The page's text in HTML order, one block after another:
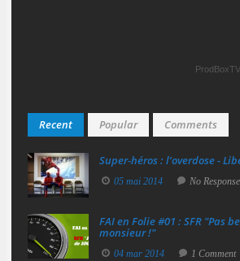
ProdBoxTV
Recent Popular Comments
Super‑héros : l’overdose -
05 mai 2014 No
FAI en Folie #01 : SFR "Pas
monsieur !"
04 mar 2014 1 Comment